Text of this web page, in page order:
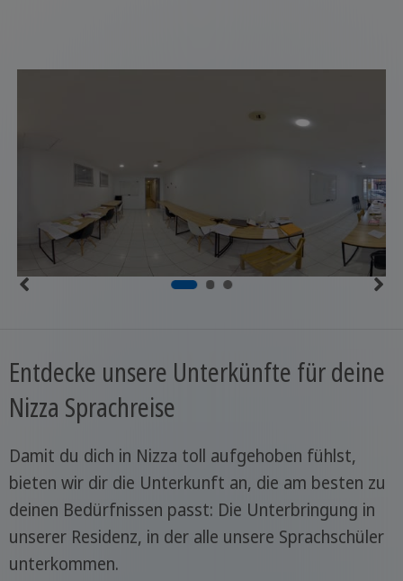
Entdecke unsere Unterkünfte für deine
Nizza Sprachreise
Damit du dich in Nizza toll aufgehoben fühlst,
bieten wir dir die Unterkunft an, die am besten zu
deinen Bedürfnissen passt: Die Unterbringung in
unserer Residenz, in der alle unsere Sprachschüler
unterkommen.